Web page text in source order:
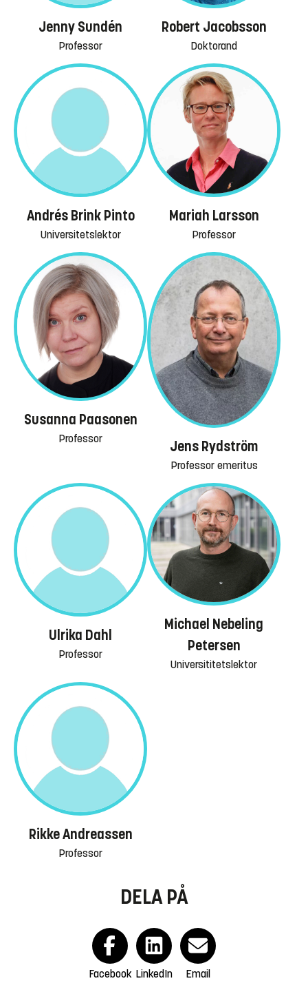
Jenny Sundén
Professor
Robert Jacobsson
Doktorand
Andrés Brink Pinto
Universitetslektor
Mariah Larsson
Professor
Susanna Paasonen
Professor Jens Rydström
Professor emeritus
Ulrika Dahl
Professor
Michael Nebeling
Petersen
Universititetslektor
Rikke Andreassen
Professor
DELA PÅ
Facebook LinkedIn Email